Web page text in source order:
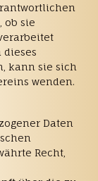
ob sie
dieses
kann sie sich
wenden.
Daten
Recht,